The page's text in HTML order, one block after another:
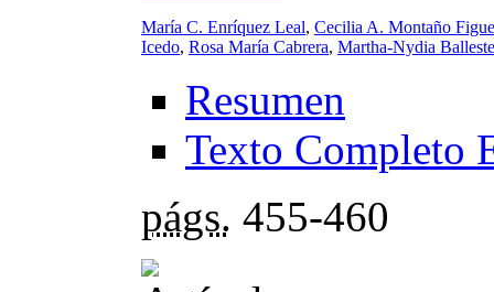
María C. Enríquez Leal, Cecilia A. Montaño
Icedo, Rosa María Cabrera, Martha-Nydia
Resumen
Texto Completo
págs. 455-460